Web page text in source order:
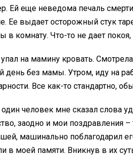
Ей еще неведома печаль
Ее выдает осторожный стук
в комнату. Что-то не дает
упал на мамину кровать.
день без мамы. Утром, иду на
Все как-то стандартно,
человек мне сказал слова
заодно и мои поздравления
машинально поблагодарил
в моей памяти. Вникнув в их